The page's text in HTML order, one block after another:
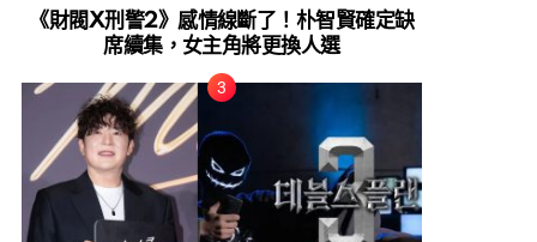
《財閥X刑警2》感情線斷了！朴智賢確定缺
席續集，女主角將更換人選